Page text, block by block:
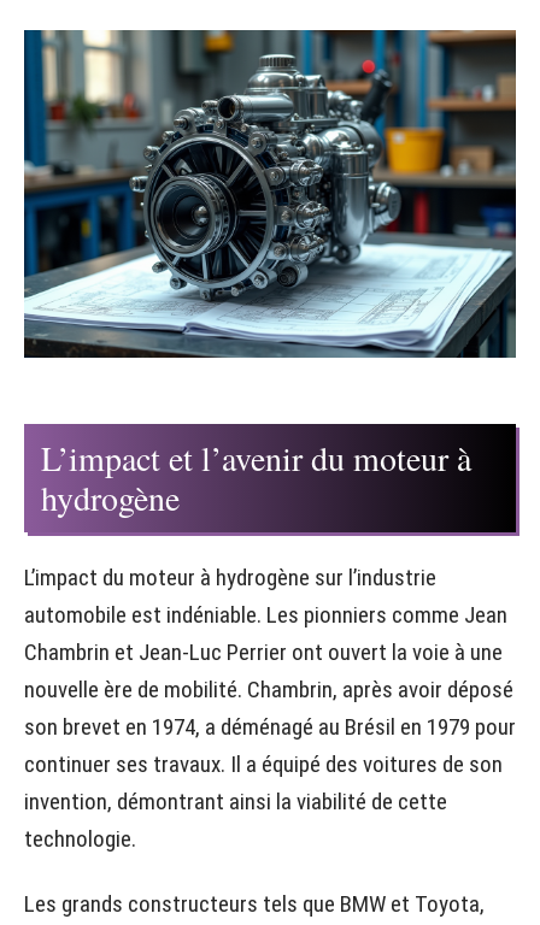
L’impact et l’avenir du moteur à
hydrogène
L’impact du moteur à hydrogène sur l’industrie
automobile est indéniable. Les pionniers comme Jean
Chambrin et Jean-Luc Perrier ont ouvert la voie à une
nouvelle ère de mobilité. Chambrin, après avoir déposé
son brevet en 1974, a déménagé au Brésil en 1979 pour
continuer ses travaux. Il a équipé des voitures de son
invention, démontrant ainsi la viabilité de cette
technologie.
Les grands constructeurs tels que BMW et Toyota,